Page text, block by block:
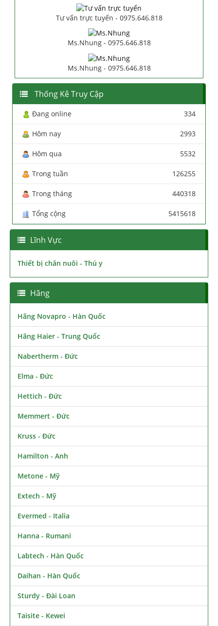
Tư vấn trực tuyến - 0975.646.818
Ms.Nhung - 0975.646.818
Ms.Nhung - 0975.646.818
Thống Kê Truy Cập
Đang online 334
Hôm nay 2993
Hôm qua 5532
Trong tuần 126255
Trong tháng 440318
Tổng cộng 5415618
Lĩnh Vực
Thiết bị chăn nuôi - Thú y
Hãng
Hãng Novapro - Hàn Quốc
Hãng Haier - Trung Quốc
Nabertherm - Đức
Elma - Đức
Hettich - Đức
Memmert - Đức
Kruss - Đức
Hamilton - Anh
Metone - Mỹ
Extech - Mỹ
Evermed - Italia
Hanna - Rumani
Labtech - Hàn Quốc
Daihan - Hàn Quốc
Sturdy - Đài Loan
Taisite - Kewei